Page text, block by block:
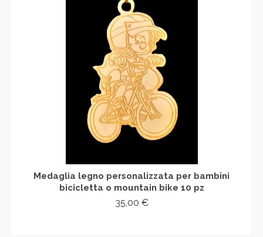
Medaglia legno personalizzata per bambini
bicicletta o mountain bike 10 pz
35,00 €